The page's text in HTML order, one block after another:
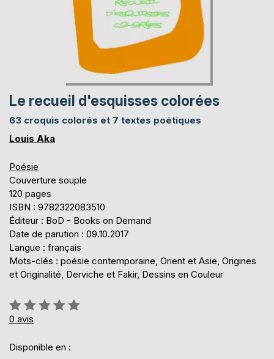
Le recueil d'esquisses colorées
63 croquis colorés et 7 textes poétiques
Louis Aka
Poésie
Couverture souple
120 pages
ISBN : 9782322083510
Éditeur : BoD - Books on Demand
Date de parution : 09.10.2017
Langue : français
Mots-clés : poésie contemporaine, Orient et Asie, Origines
et Originalité, Derviche et Fakir, Dessins en Couleur
Évaluation:
0%
0 avis
Disponible en :